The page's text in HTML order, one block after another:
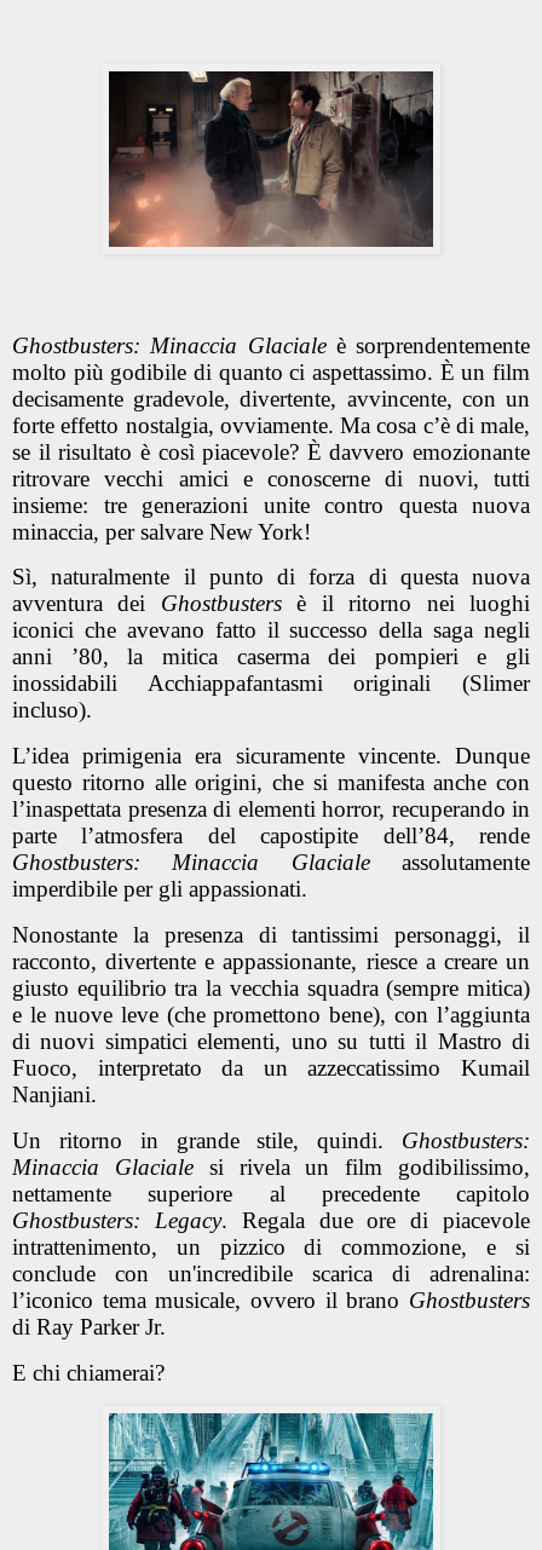
Ghostbusters: Minaccia Glaciale è sorprendentemente
molto più godibile di quanto ci aspettassimo. È un film
decisamente gradevole, divertente, avvincente, con un
forte effetto nostalgia, ovviamente. Ma cosa c’è di male,
se il risultato è così piacevole? È davvero emozionante
ritrovare vecchi amici e conoscerne di nuovi, tutti
insieme: tre generazioni unite contro questa nuova
minaccia, per salvare New York!
Sì, naturalmente il punto di forza di questa nuova
avventura dei Ghostbustersè il ritorno nei luoghi
iconici che avevano fatto il successo della saga negli
anni ’80, la mitica caserma dei pompieri e gli
inossidabili Acchiappafantasmi originali (Slimer
incluso).
L’idea primigenia era sicuramente vincente. Dunque
questo ritorno alle origini, che si manifesta anche con
l’inaspettata presenza di elementi horror, recuperando in
parte l’atmosfera del capostipite dell’84, rende
Ghostbusters: Minaccia Glacialeassolutamente
imperdibile per gli appassionati.
Nonostante la presenza di tantissimi personaggi, il
racconto, divertente e appassionante, riesce a creare un
giusto equilibrio tra la vecchia squadra (sempre mitica)
e le nuove leve (che promettono bene), con l’aggiunta
di nuovi simpatici elementi, uno su tutti il Mastro di
Fuoco, interpretato da un azzeccatissimo Kumail
Nanjiani.
Un ritorno in grande stile, quindi. Ghostbusters:
Minaccia Glacialesi rivela un film godibilissimo,
nettamente superiore al precedente capitolo
Ghostbusters: Legacy. Regala due ore di piacevole
intrattenimento, un pizzico di commozione, e si
conclude con un'incredibile scarica di adrenalina:
l’iconico tema musicale, ovvero il brano Ghostbusters
di Ray Parker Jr.
E chi chiamerai?